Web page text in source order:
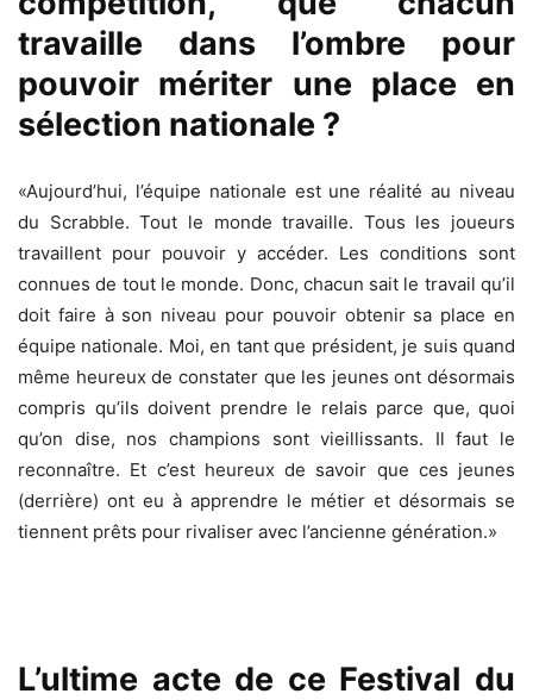
travaille dans l’ombre pour
pouvoir mériter une place en
sélection nationale ?
«Aujourd’hui, l’équipe nationale est une réalité au niveau
du Scrabble. Tout le monde travaille. Tous les joueurs
travaillent pour pouvoir y accéder. Les conditions sont
connues de tout le monde. Donc, chacun sait le travail qu’il
doit faire à son niveau pour pouvoir obtenir sa place en
équipe nationale. Moi, en tant que président, je suis quand
même heureux de constater que les jeunes ont désormais
compris qu’ils doivent prendre le relais parce que, quoi
qu’on dise, nos champions sont vieillissants. Il faut le
reconnaître. Et c’est heureux de savoir que ces jeunes
(derrière) ont eu à apprendre le métier et désormais se
tiennent prêts pour rivaliser avec l’ancienne génération.»
L’ultime acte de ce Festival du